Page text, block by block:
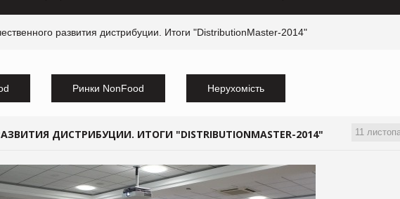
развития дистрибуции. Итоги "DistributionMaster-2014"
Ринки NonFood Нерухомість
11
ДИСТРИБУЦИИ. ИТОГИ "DISTRIBUTIONMASTER-2014"